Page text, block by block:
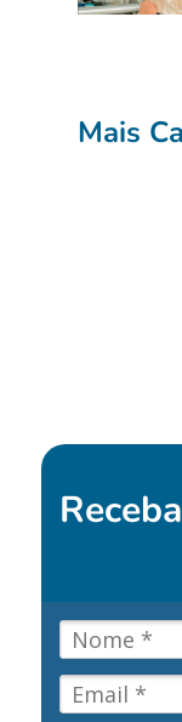
Mais